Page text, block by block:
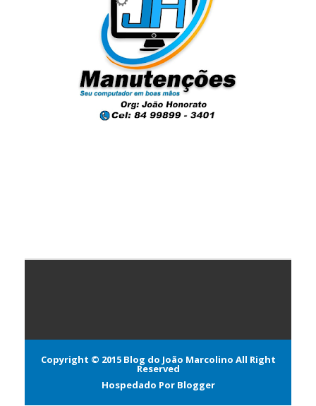
Copyright © 2015 Blog do João Marcolino All Right
Reserved
Hospedado Por Blogger